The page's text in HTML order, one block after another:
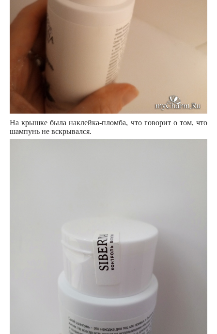
На крышке была наклейка-пломба, что говорит о том, что
шампунь не вскрывался.